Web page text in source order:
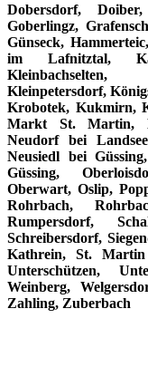
Dobersdorf,
Goberlingz,
Günseck,
im Lafnitztal,
Kleinbachselten,
Kleinpetersdorf,
Krobotek, Kukmirn,
Markt St. Martin,
Neudorf bei
Neusiedl bei
Güssing,
Oberwart, Oslip,
Rohrbach,
Rumpersdorf,
Schreibersdorf,
Kathrein, St.
Unterschützen,
Weinberg,
Zahling, Zuberbach